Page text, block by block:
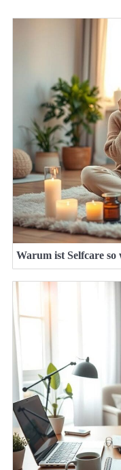
Warum ist Selfcare so